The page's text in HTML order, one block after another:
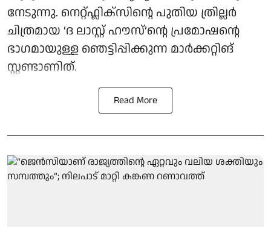
നേടുന്നു. നെറ്റ്ഫ്ലിക്സിന്റെ പുതിയ ത്രില്ലർ
ചിത്രമായ ‘ദ ലാസ്റ്റ് ഹൗസ്’ന്റെ പ്രമോഷന്റെ
ഭാഗമായുള്ള ഞെട്ടിപ്പിക്കുന്ന മാർക്കറ്റിങ്
സ്റ്റണ്ടാണിത്.
Read More